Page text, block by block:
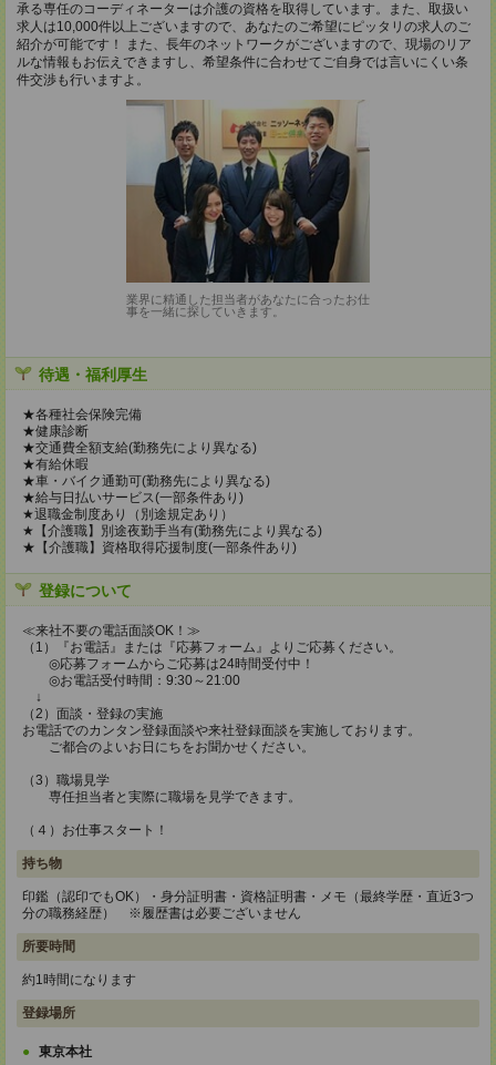
承る専任のコーディネーターは介護の資格を取得しています。また、取扱い
求人は10,000件以上ございますので、あなたのご希望にピッタリの求人のご
紹介が可能です！ また、長年のネットワークがございますので、現場のリア
ルな情報もお伝えできますし、希望条件に合わせてご自身では言いにくい条
件交渉も行いますよ。
業界に精通した担当者があなたに合ったお仕
事を一緒に探していきます。
待遇・福利厚生
★各種社会保険完備
★健康診断
★交通費全額支給(勤務先により異なる)
★有給休暇
★車・バイク通勤可(勤務先により異なる)
★給与日払いサービス(一部条件あり)
★退職金制度あり（別途規定あり）
★【介護職】別途夜勤手当有(勤務先により異なる)
★【介護職】資格取得応援制度(一部条件あり)
登録について
≪来社不要の電話面談OK！≫
（1）『お電話』または『応募フォーム』よりご応募ください。
◎応募フォームからご応募は24時間受付中！
◎お電話受付時間：9:30～21:00
↓
（2）面談・登録の実施
お電話でのカンタン登録面談や来社登録面談を実施しております。
ご都合のよいお日にちをお聞かせください。
（3）職場見学
専任担当者と実際に職場を見学できます。
（４）お仕事スタート！
持ち物
印鑑（認印でもOK）・身分証明書・資格証明書・メモ（最終学歴・直近3つ
分の職務経歴） ※履歴書は必要ございません
所要時間
約1時間になります
登録場所
東京本社